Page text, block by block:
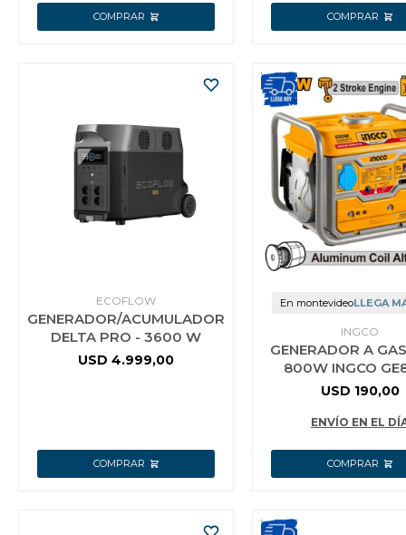
ECOFLOW
GENERADOR/ACUMULADOR
DELTA PRO - 3600 W
USD 4.999,00
En montevideoLLEGA
INGCO
GENERADOR A
800W INGCO
USD 190,00
ENVÍO EN EL